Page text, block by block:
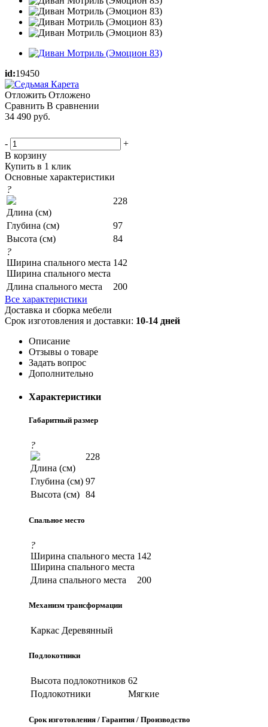
id:19450
Отложить Отложено
Сравнить В сравнении
34 490 руб.
-
+
В корзину
Купить в 1 клик
Основные характеристики
?
Длина (см)
228
Глубина (см)
97
Высота (см)
84
?
Ширина спального места
Ширина спального места
142
Длина спального места
200
Все характеристики
Доставка и сборка мебели
Срок изготовления и доставки: 10-14 дней
Описание
Отзывы о товаре
Задать вопрос
Дополнительно
Характеристики
Габаритный размер
?
Длина (см)
228
Глубина (см) 97
Высота (см) 84
Спальное место
?
Ширина спального места
Ширина спального места
142
Длина спального места 200
Механизм трансформации
Каркас Деревянный
Подлокотники
Высота подлокотников 62
Подлокотники
Мягкие
Срок изготовления / Гарантия / Производство